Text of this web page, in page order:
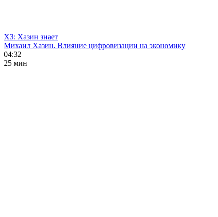
ХЗ: Хазин знает
Михаил Хазин. Влияние цифровизации на экономику
04:32
25 мин